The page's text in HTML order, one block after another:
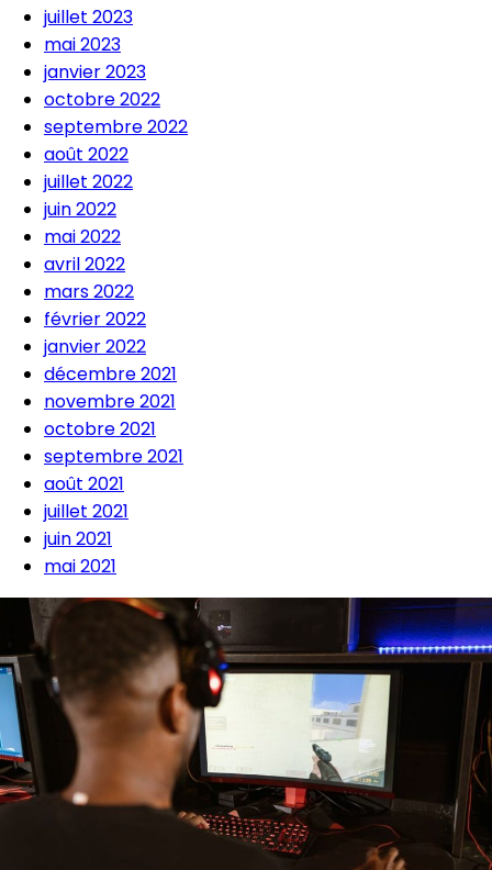
juillet 2023
mai 2023
janvier 2023
octobre 2022
septembre 2022
août 2022
juillet 2022
juin 2022
mai 2022
avril 2022
mars 2022
février 2022
janvier 2022
décembre 2021
novembre 2021
octobre 2021
septembre 2021
août 2021
juillet 2021
juin 2021
mai 2021